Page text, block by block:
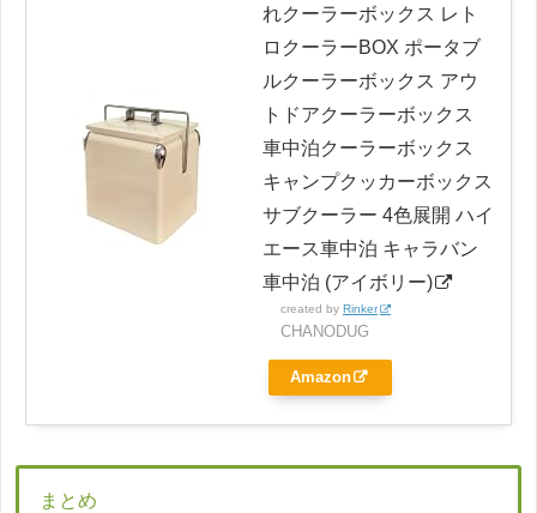
れクーラーボックス レト
ロクーラーBOX ポータブ
ルクーラーボックス アウ
トドアクーラーボックス
車中泊クーラーボックス
キャンプクッカーボックス
サブクーラー 4色展開 ハイ
エース車中泊 キャラバン
車中泊 (アイボリー)
created by Rinker
CHANODUG
Amazon
まとめ